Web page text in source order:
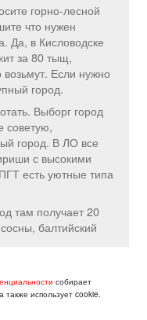
горно-лесной
что нужен
Да, в Кисловодске
за 80 тыщ,
Если нужно
город.
Выборг город
советую,
город. В ЛО все
с высокими
есть уютные типа
там получает 20
балтийский
только Питер.
потянуть
собирает
использует cookie.